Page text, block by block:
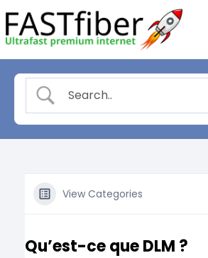
to
content
View Categories
Qu’est-ce que DLM ?